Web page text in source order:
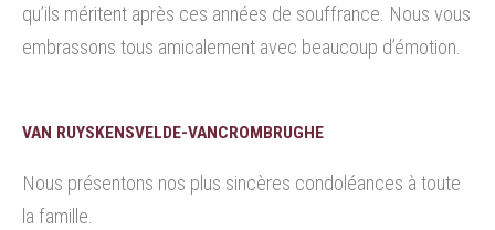
qu’ils méritent après ces années de souffrance. Nous vous
embrassons tous amicalement avec beaucoup d’émotion.
VAN RUYSKENSVELDE-VANCROMBRUGHE
Nous présentons nos plus sincères condoléances à toute
la famille.